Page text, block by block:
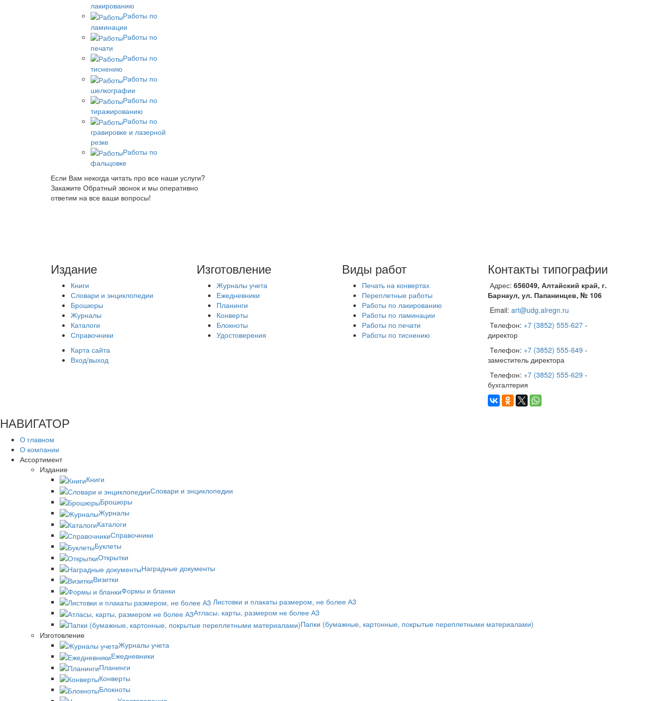
лакированию
Работы по
ламинации
Работы по
печати
Работы по
тиснению
Работы по
шелкографии
Работы по
тиражированию
Работы по
гравировке и лазерной
резке
Работы по
фальцовке
Если Вам некогда читать про все наши услуги?
Закажите Обратный звонок и мы оперативно
ответим на все ваши вопросы!
Издание
Книги
Словари и энциклопедии
Брошюры
Журналы
Каталоги
Справочники
Карта сайта
Вход/выход
Изготовление
Журналы учета
Ежедневники
Планинги
Конверты
Блокноты
Удостоверения
Виды работ
Печать на конвертах
Переплетные работы
Работы по лакированию
Работы по ламинации
Работы по печати
Работы по тиснению
Контакты типографии
Адрес: 656049, Алтайский край, г.
Барнаул, ул. Папанинцев, № 106
Email: art@udg.alregn.ru
Телефон: +7 (3852) 555-627-
директор
Телефон: +7 (3852) 555-649 -
заместитель директора
Телефон: +7 (3852) 555-629 -
бухгалтерия
НАВИГАТОР
О главном
О компании
Ассортимент
Издание
Книги
Словари и энциклопедии
Брошюры
Журналы
Каталоги
Справочники
Буклеты
Открытки
Наградные документы
Визитки
Формы и бланки
Листовки и плакаты размером, не более А3
Атласы, карты, размером не более А3
Папки (бумажные, картонные, покрытые переплетными материалами)
Изготовление
Журналы учета
Ежедневники
Планинги
Конверты
Блокноты